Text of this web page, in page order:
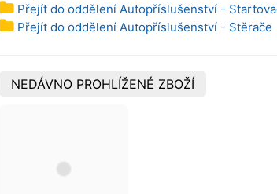
Přejít do oddělení Autopříslušenství -
Přejít do oddělení Autopříslušenství - Stěrače
NEDÁVNO PROHLÍŽENÉ ZBOŽÍ